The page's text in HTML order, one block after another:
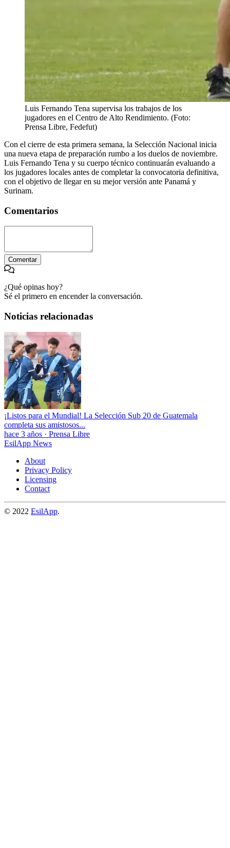
Luis Fernando Tena supervisa los trabajos de los
jugadores en el Centro de Alto Rendimiento. (Foto:
Prensa Libre, Fedefut)
Con el cierre de esta primera semana, la Selección Nacional inicia
una nueva etapa de preparación rumbo a los duelos de noviembre.
Luis Fernando Tena y su cuerpo técnico continuarán evaluando a
los jugadores locales antes de completar la convocatoria definitiva,
con el objetivo de llegar en su mejor versión ante Panamá y
Surinam.
Comentarios
Comentar
¿Qué opinas hoy?
Sé el primero en encender la conversación.
Noticias relacionadas
¡Listos para el Mundial! La Selección Sub 20 de Guatemala
completa sus amistosos...
hace 3 años · Prensa Libre
EsilApp News
About
Privacy Policy
Licensing
Contact
© 2022 EsilApp.